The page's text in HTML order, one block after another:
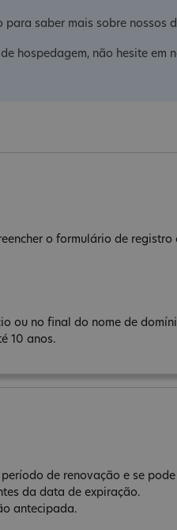
saber mais sobre nossos
hospedagem, não hesite em
o formulário de registro
ou no final do nome de
10 anos.
de renovação e se
da data de expiração.
antecipada.